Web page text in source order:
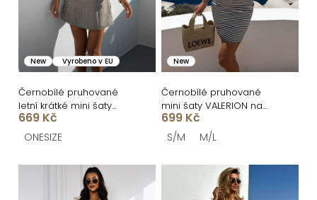
k
t
ů
o
d
u
k
ů
New Vyrobeno v EU
Černobílé pruhované
letní krátké mini šaty
BALUNE
669 Kč
ONESIZE
New
Černobílé pruhované
mini šaty VALERION na
ramínka
699 Kč
S/M M/L